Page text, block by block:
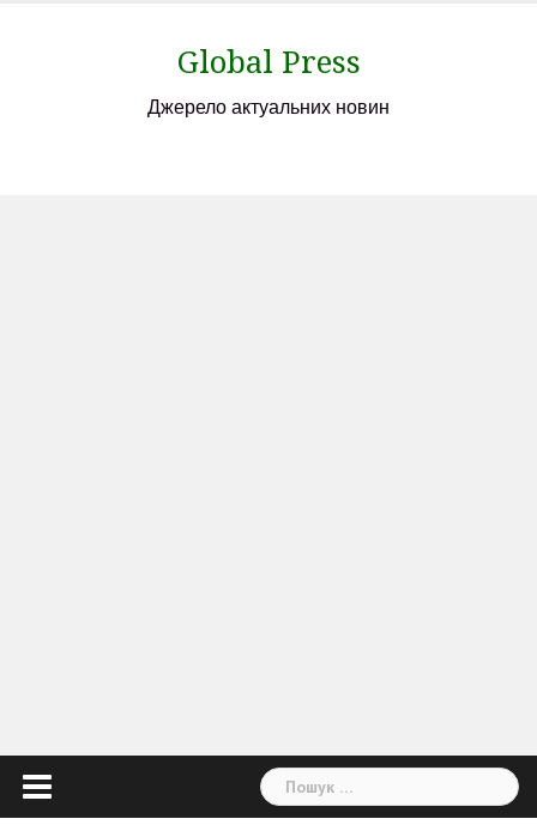
Global Press
Джерело актуальних новин
Пошук: